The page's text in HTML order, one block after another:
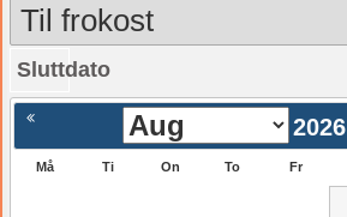
Sluttdato
2026
Må Ti On To Fr